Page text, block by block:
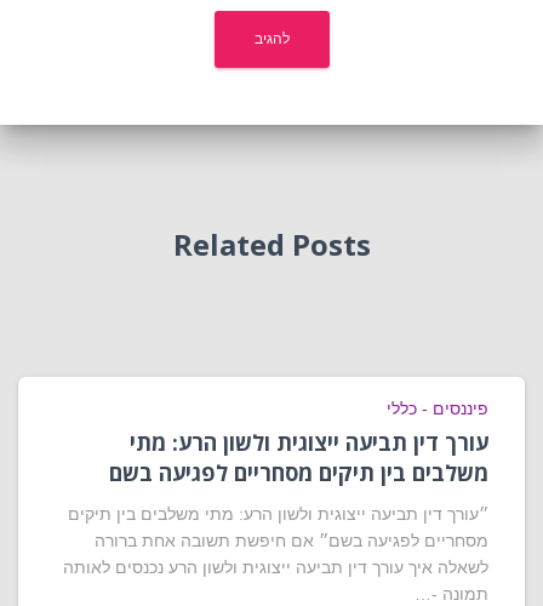
Related Posts
פיננסים - כללי
עורך דין תביעה ייצוגית ולשון הרע: מתי
משלבים בין תיקים מסחריים לפגיעה בשם
״עורך דין תביעה ייצוגית ולשון הרע: מתי משלבים בין תיקים
מסחריים לפגיעה בשם״ אם חיפשת תשובה אחת ברורה
לשאלה איך עורך דין תביעה ייצוגית ולשון הרע נכנסים לאותה
תמונה -…